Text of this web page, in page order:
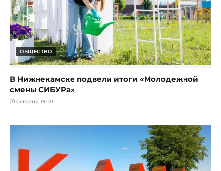
ОБЩЕСТВО
В Нижнекамске подвели итоги «Молодежной
смены СИБУРа»
Сегодня, 19:00